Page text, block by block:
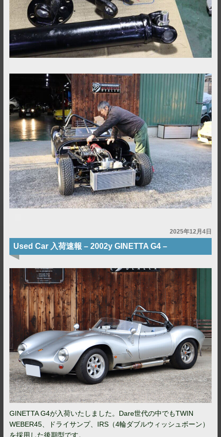
2025年12月4日
Used Car 入荷速報 – 2002y GINETTA G4 –
GINETTA G4が入荷いたしました。Dare世代の中でもTWIN
WEBER45、ドライサンプ、IRS（4輪ダブルウィッシュボーン）
を採用した後期型です。